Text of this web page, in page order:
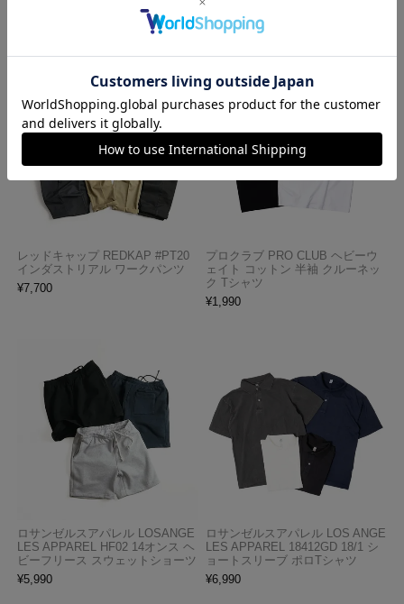
レッドキャップ REDKAP #PT20
インダストリアル ワークパンツ
¥7,700
プロクラブ PRO CLUB ヘビーウ
ェイト コットン 半袖 クルーネッ
ク Tシャツ
¥1,990
ロサンゼルスアパレル LOSANGE
LES APPAREL HF02 14オンス ヘ
ビーフリース スウェットショーツ
¥5,990
ロサンゼルスアパレル LOS ANGE
LES APPAREL 18412GD 18/1 シ
ョートスリーブ ポロTシャツ
¥6,990